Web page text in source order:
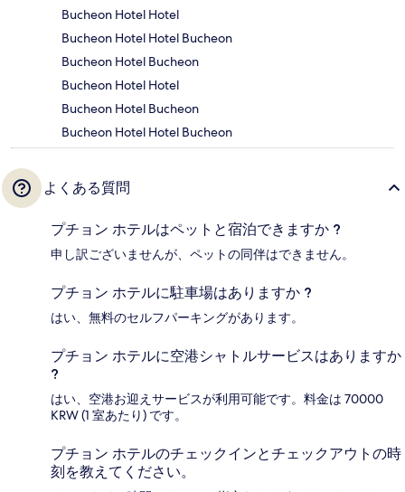
Bucheon Hotel Hotel
Bucheon Hotel Hotel Bucheon
Bucheon Hotel Bucheon
Bucheon Hotel Hotel
Bucheon Hotel Bucheon
Bucheon Hotel Hotel Bucheon
よくある質問
プチョン ホテルはペットと宿泊できますか ?
申し訳ございませんが、ペットの同伴はできません。
プチョン ホテルに駐車場はありますか ?
はい、無料のセルフパーキングがあります。
プチョン ホテルに空港シャトルサービスはありますか
?
はい、空港お迎えサービスが利用可能です。料金は 70000
KRW (1 室あたり) です。
プチョン ホテルのチェックインとチェックアウトの時
刻を教えてください。